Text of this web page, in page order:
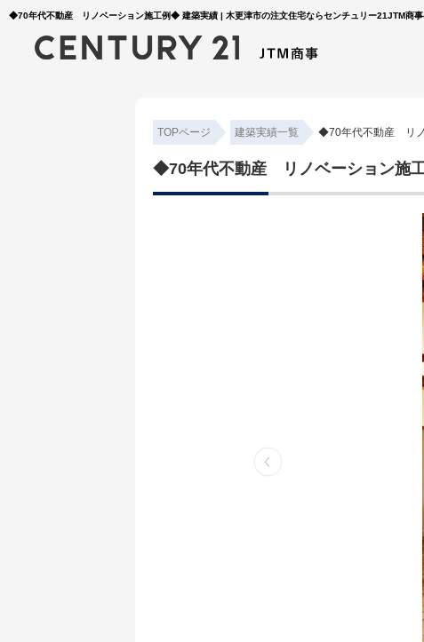
◆70年代不動産 リノベーション施工例◆ 建築実績 | 木更津市の注文住宅ならセンチュリー21JTM商
TOPページ 建築実績一覧 ◆70年代不動産 リ
◆70年代不動産 リノベーション施